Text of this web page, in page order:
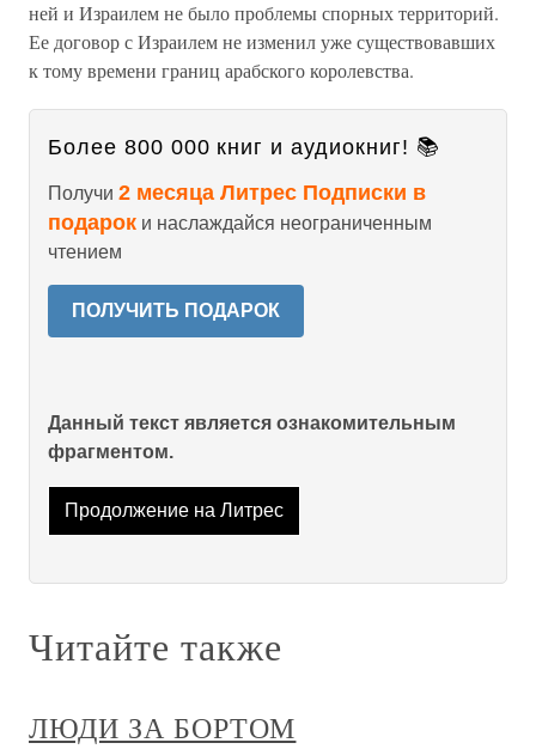
ней и Израилем не было проблемы спорных территорий.
Ее договор с Израилем не изменил уже существовавших
к тому времени границ арабского королевства.
Более 800 000 книг и аудиокниг! 📚
Получи 2 месяца Литрес Подписки в
подарок и наслаждайся неограниченным
чтением
ПОЛУЧИТЬ ПОДАРОК
Данный текст является ознакомительным
фрагментом.
Продолжение на Литрес
Читайте также
ЛЮДИ ЗА БОРТОМ